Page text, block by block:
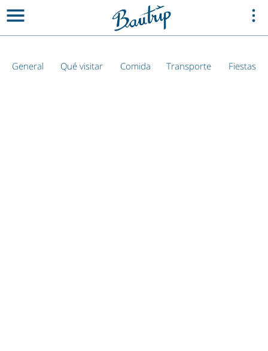
General Qué visitar Comida Transporte Fiestas